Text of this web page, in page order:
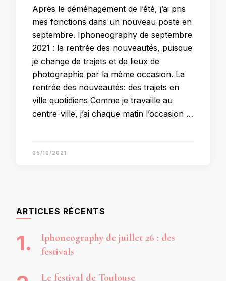
Après le déménagement de l’été, j’ai pris
mes fonctions dans un nouveau poste en
septembre. Iphoneography de septembre
2021 : la rentrée des nouveautés, puisque
je change de trajets et de lieux de
photographie par la même occasion. La
rentrée des nouveautés: des trajets en
ville quotidiens Comme je travaille au
centre-ville, j’ai chaque matin l’occasion …
05/10/2021
ARTICLES RÉCENTS
Iphoneography de juillet 26 : des
festivals
Le festival de Toulouse